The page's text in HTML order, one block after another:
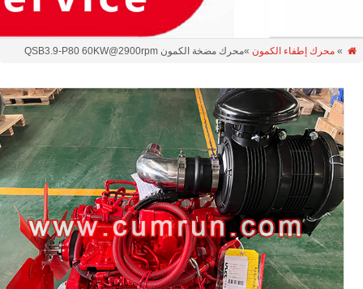
» محرك إطفاء الكمون»محرك مضخة الكمون QSB3.9-P80 60KW@2900rpm